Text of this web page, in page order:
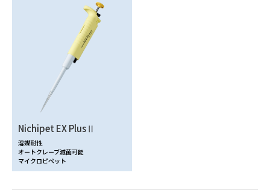
Nichipet EX PlusⅡ
溶媒耐性
オートクレーブ滅菌可能
マイクロピペット